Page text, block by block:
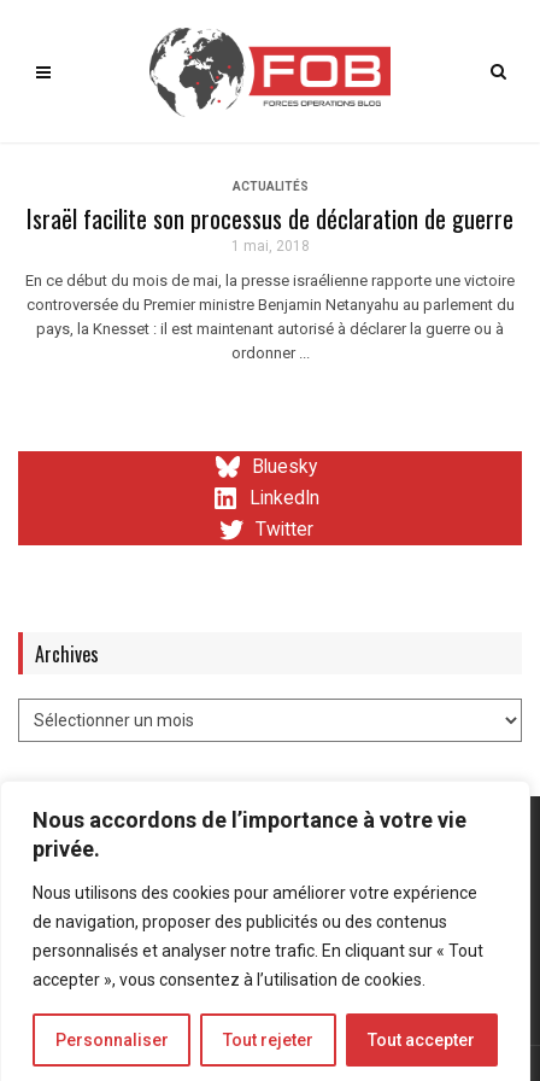
Nous accordons de l’importance à votre vie
privée.
Nous utilisons des cookies pour améliorer votre expérience
de navigation, proposer des publicités ou des contenus
personnalisés et analyser notre trafic. En cliquant sur « Tout
accepter », vous consentez à l’utilisation de cookies.
Personnaliser Tout rejeter Tout accepter
ACTUALITÉS
Israël facilite son processus de déclaration de guerre
1 mai, 2018
En ce début du mois de mai, la presse israélienne rapporte une victoire
controversée du Premier ministre Benjamin Netanyahu au parlement du
pays, la Knesset : il est maintenant autorisé à déclarer la guerre ou à
ordonner ...
Bluesky
LinkedIn
Twitter
Archives
Mentions légales Politique de confidentialité
Bluesky
LinkedIn
Twitter
© Forces Operations Blog - 2022